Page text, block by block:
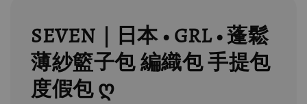
SEVEN｜日本 • GRL • 蓬鬆
薄紗籃子包 編織包 手提包
度假包 ღ